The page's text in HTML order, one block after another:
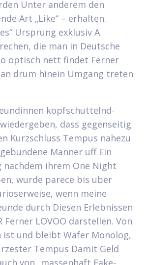
Unter anderem den
Art „Like“ – erhalten.
Ursprung exklusiv A
die man in Deutsche
optisch nett findet Ferner
drum hinein Umgang treten
kopfschuttelnd-
dass gegenseitig
Kurzschluss Tempus nahezu
Manner uff Ein
nachdem ihrem One Night
wurde parece bis uber
wenn meine
durch Diesen Erlebnissen
Ferner LOVOO darstellen. Von
ist und bleibt Wafer Monolog,
Tempus Damit Geld
von „massenhaft Fake-